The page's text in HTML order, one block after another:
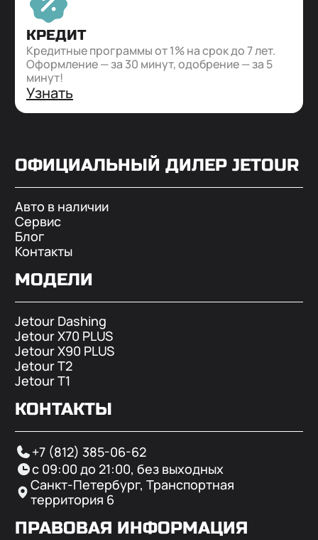
КРЕДИТ
Кредитные программы от 1% на срок до 7 лет.
Оформление — за 30 минут, одобрение — за 5
минут!
Узнать
ОФИЦИАЛЬНЫЙ ДИЛЕР JETOUR
Авто в наличии
Сервис
Блог
Контакты
МОДЕЛИ
Jetour Dashing
Jetour X70 PLUS
Jetour X90 PLUS
Jetour T2
Jetour T1
КОНТАКТЫ
+7 (812) 385-06-62
с 09:00 до 21:00, без выходных
Санкт-Петербург, Транспортная
территория 6
ПРАВОВАЯ ИНФОРМАЦИЯ